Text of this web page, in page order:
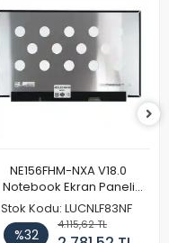
NE156FHM-NXA V18.0
Notebook Ekran Paneli
144Hz
Stok Kodu: LUCNLF83NF
%32
4.115,62 TL